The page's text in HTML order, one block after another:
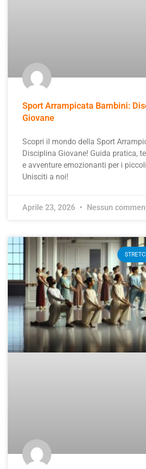
Sport Arrampicata Bambini:
Giovane
Scopri il mondo della Sport
Disciplina Giovane! Guida pratica,
e avventure emozionanti per i
Unisciti a noi!
Aprile 23, 2026 Nessun